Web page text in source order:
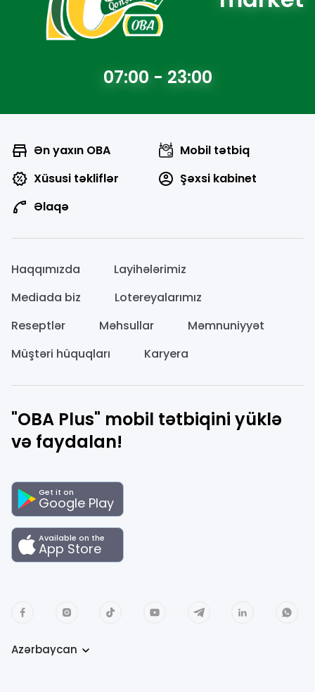
07:00 - 23:00
Ən yaxın OBA
Mobil tətbiq
Xüsusi təkliflər
Şəxsi kabinet
Əlaqə
Haqqımızda
Layihələrimiz
Mediada biz
Lotereyalarımız
Reseptlər
Məhsullar
Məmnuniyyət
Müştəri hüquqları
Karyera
"OBA Plus" mobil tətbiqini yüklə
və faydalan!
Get it on
Google Play
Available on the
App Store
Azərbaycan